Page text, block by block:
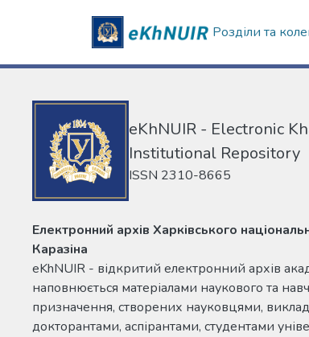
Розділи та
eKhNUIR - Electronic
Institutional Repository
ISSN 2310-8665
Електронний архів Харківського
Каразіна
eKhNUIR - відкритий електронний архів
наповнюється матеріалами наукового та
призначення, створених науковцями,
докторантами, аспірантами, студентами